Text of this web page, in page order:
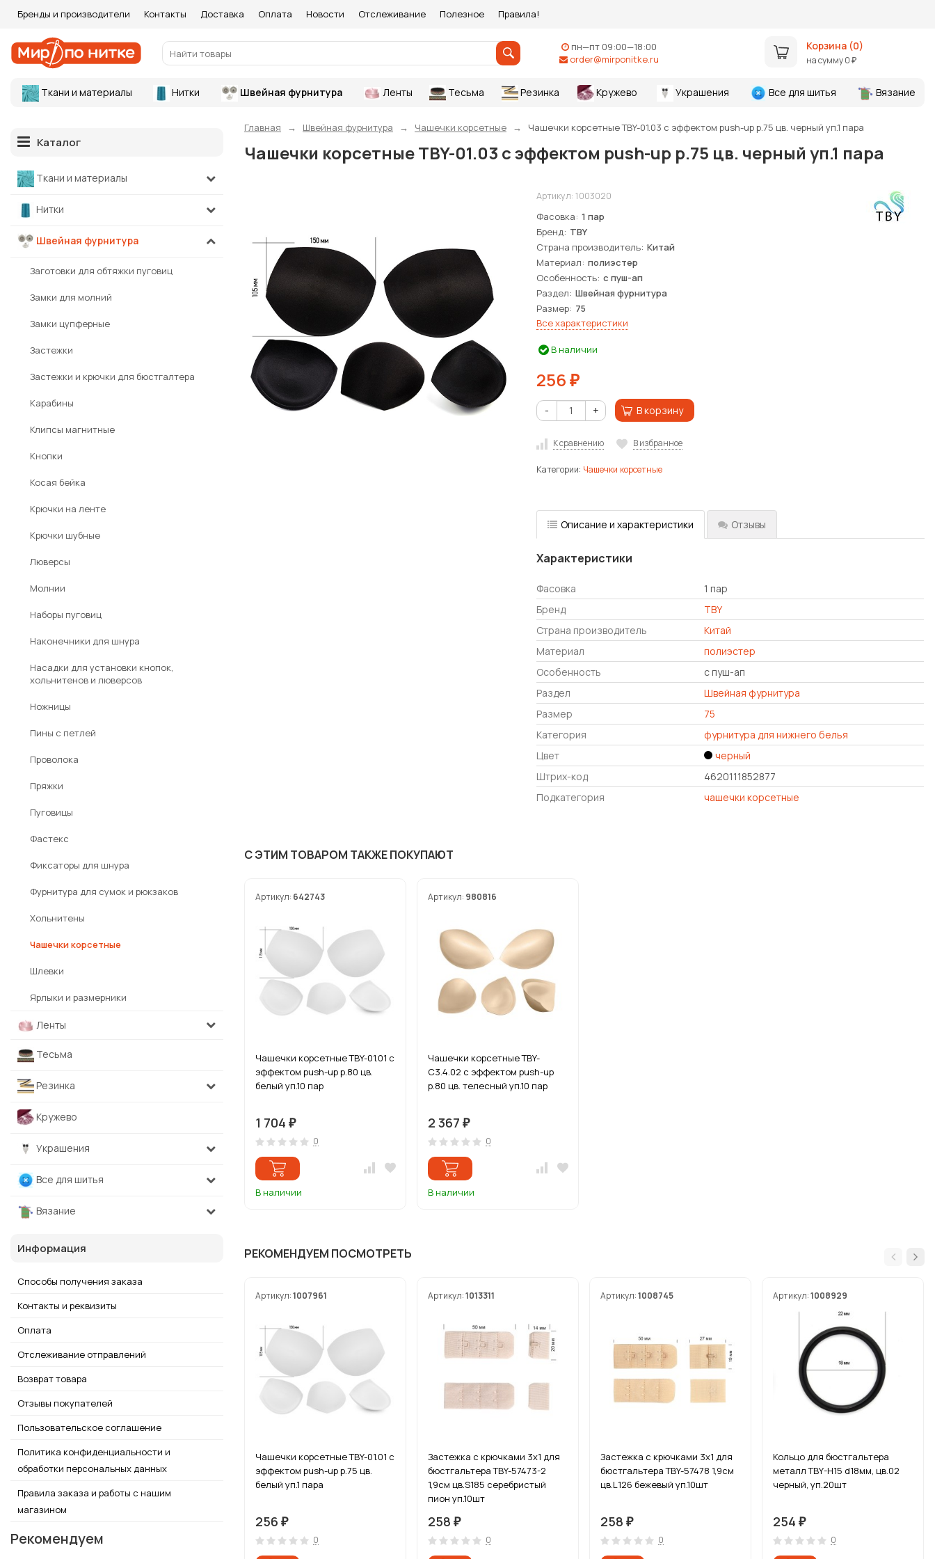
Бренды и производители Контакты Доставка Оплата Новости Отслеживание Полезное Правила!
пн—пт 09:00—18:00
order@mirponitke.ru
Корзина (0)
на сумму0 ₽
Ткани и материалы Нитки Швейная фурнитура Ленты Тесьма Резинка Кружево Украшения Все для шитья Вязание
Главная Швейная фурнитура Чашечки корсетные Чашечки корсетные TBY-01.03 с эффектом push-up р.75 цв. черный уп.1 пара
Чашечки корсетные TBY-01.03 с эффектом push-up р.75 цв. черный уп.1 пара
Артикул: 1003020
Фасовка 1 пар
Бренд TBY
Страна производитель Китай
Материал полиэстер
Особенность с пуш-ап
Раздел Швейная фурнитура
Размер 75
Все характеристики
В наличии
256 ₽
- + В корзину
К сравнению В избранное
Категории: Чашечки корсетные
Описание и характеристики Отзывы
Характеристики
Фасовка
1 пар
Бренд
TBY
Страна производитель
Китай
Материал
полиэстер
Особенность
с пуш-ап
Раздел
Швейная фурнитура
Размер
75
Категория
фурнитура для нижнего белья
Цвет
черный
Штрих-код
4620111852877
Подкатегория
чашечки корсетные
С ЭТИМ ТОВАРОМ ТАКЖЕ ПОКУПАЮТ
Артикул: 642743
Чашечки корсетные TBY-01.01 с
эффектом push-up р.80 цв.
белый уп.10 пар
1 704 ₽
0
В наличии
Артикул: 980816
Чашечки корсетные TBY-
С3.4.02 с эффектом push-up
р.80 цв. телесный уп.10 пар
2 367 ₽
0
В наличии
РЕКОМЕНДУЕМ ПОСМОТРЕТЬ
Артикул:1007961
Чашечки корсетные TBY-01.01 с
эффектом push-up р.75 цв.
белый уп.1 пара
256 ₽
0
Артикул:1013311
Застежка с крючками 3х1 для
бюстгальтера TBY-57473-2
1,9см цв.S185 серебристый
пион уп.10шт
258 ₽
0
Артикул:1008745
Застежка с крючками 3х1 для
бюстгальтера TBY-57478 1,9см
цв.L126 бежевый уп.10шт
258 ₽
0
Артикул:1008929
Кольцо для бюстгальтера
металл TBY-H15 d18мм, цв.02
черный, уп.20шт
254 ₽
0
Каталог
Ткани и материалы
Нитки
Швейная фурнитура
Заготовки для обтяжки пуговиц
Замки для молний
Замки цупферные
Застежки
Застежки и крючки для бюстгалтера
Карабины
Клипсы магнитные
Кнопки
Косая бейка
Крючки на ленте
Крючки шубные
Люверсы
Молнии
Наборы пуговиц
Наконечники для шнура
Насадки для установки кнопок,
хольнитенов и люверсов
Ножницы
Пины с петлей
Проволока
Пряжки
Пуговицы
Фастекс
Фиксаторы для шнура
Фурнитура для сумок и рюкзаков
Хольнитены
Чашечки корсетные
Шлевки
Ярлыки и размерники
Ленты
Тесьма
Резинка
Кружево
Украшения
Все для шитья
Вязание
Информация
Способы получения заказа
Контакты и реквизиты
Оплата
Отслеживание отправлений
Возврат товара
Отзывы покупателей
Пользовательское соглашение
Политика конфиденциальности и
обработки персональных данных
Правила заказа и работы с нашим
магазином
Рекомендуем